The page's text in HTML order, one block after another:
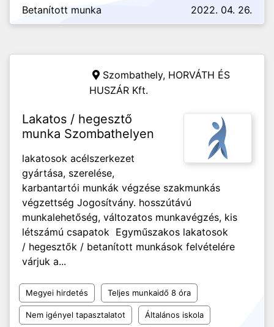
Betanított munka 2022. 04. 26.
Szombathely, HORVÁTH ÉS
HUSZÁR Kft.
Lakatos / hegesztő
munka Szombathelyen
lakatosok acélszerkezet
gyártása, szerelése,
karbantartói munkák végzése szakmunkás
végzettség Jogosítvány. hosszútávú
munkalehetőség, változatos munkavégzés, kis
létszámú csapatok Egyműszakos lakatosok
/ hegesztők / betanított munkások felvételére
várjuk a...
Megyei hirdetés Teljes munkaidő 8 óra
Nem igényel tapasztalatot Általános iskola